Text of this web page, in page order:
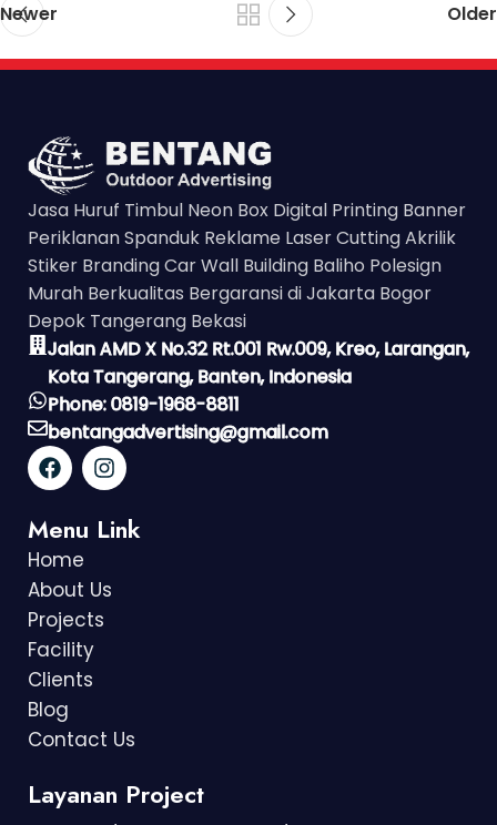
Newer Older
Jasa Huruf Timbul Neon Box Digital Printing Banner
Periklanan Spanduk Reklame Laser Cutting Akrilik
Stiker Branding Car Wall Building Baliho Polesign
Murah Berkualitas Bergaransi di Jakarta Bogor
Depok Tangerang Bekasi
Jalan AMD X No.32 Rt.001 Rw.009, Kreo, Larangan,
Kota Tangerang, Banten, Indonesia
Phone: 0819-1968-8811
bentangadvertising@gmail.com
Menu Link
Home
About Us
Projects
Facility
Clients
Blog
Contact Us
Layanan Project